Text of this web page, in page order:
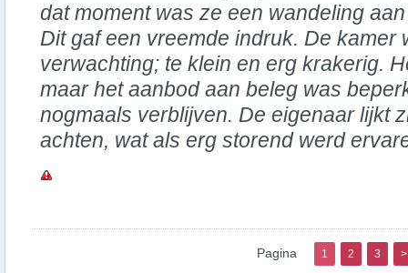
dat moment was ze een wandeling
Dit gaf een vreemde indruk. De kamer
verwachting; te klein en erg krakerig.
maar het aanbod aan beleg was
nogmaals verblijven. De eigenaar lijkt
achten, wat als erg storend werd
Pagina 1 2 3 >